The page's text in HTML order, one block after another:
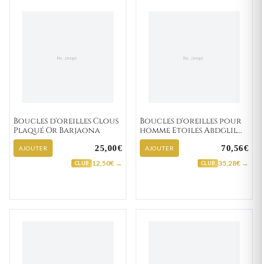
Boucles d'oreilles Clous
Plaqué Or Barjaona
AJOUTER 25,00€
CLUB 12,50€ →
Boucles d'oreilles pour
homme Etoiles Abdglil
"133-1"
AJOUTER 70,56€
CLUB 35,28€ →